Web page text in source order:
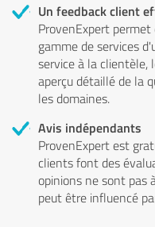
Un feedback client
ProvenExpert
gamme de services
service à la clientèle,
aperçu détaillé de la
les domaines.
Avis indépendants
ProvenExpert est
clients font des
opinions ne sont pas
peut être influencé